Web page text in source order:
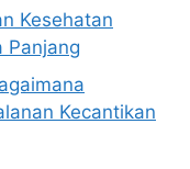
Kesehatan
Panjang
Kecantikan